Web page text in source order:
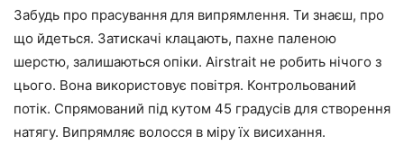
Забудь про прасування для випрямлення. Ти знаєш, про
що йдеться. Затискачі клацають, пахне паленою
шерстю, залишаються опіки. Airstrait не робить нічого з
цього. Вона використовує повітря. Контрольований
потік. Спрямований під кутом 45 градусів для створення
натягу. Випрямляє волосся в міру їх висихання.